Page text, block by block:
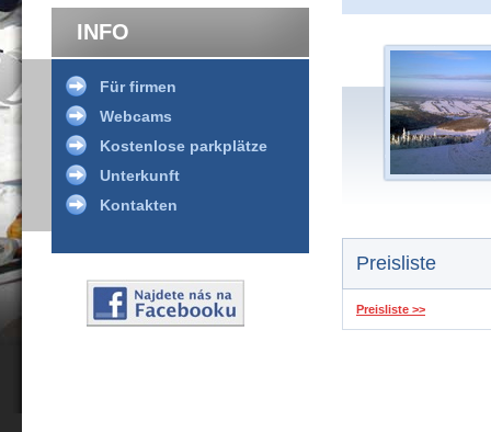
INFO
Für firmen
Webcams
Kostenlose parkplätze
Unterkunft
Kontakten
Preisliste
Preisliste >>